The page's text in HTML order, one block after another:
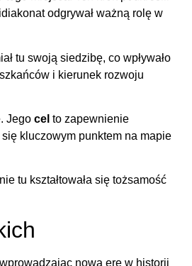
odgrywał ważną rolę w
tu swoją siedzibę, co wpływało
i kierunek rozwoju
Jego cel to zapewnienie
kluczowym punktem na mapie
tu kształtowała się tożsamość
nową erę w historii